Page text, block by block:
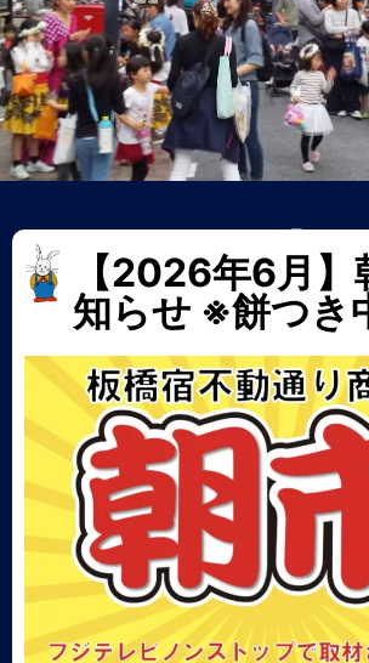
【2026年6月
知らせ ※餅つき